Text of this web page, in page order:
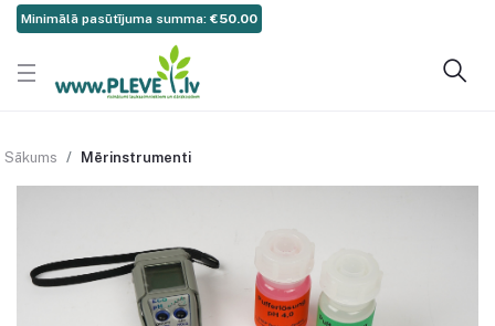
Minimālā pasūtījuma summa: €50.00
Sākums Mērinstrumenti